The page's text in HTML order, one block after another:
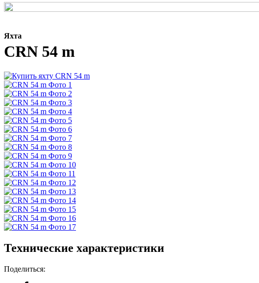
Яхта
CRN 54 m
Технические характеристики
Поделиться: